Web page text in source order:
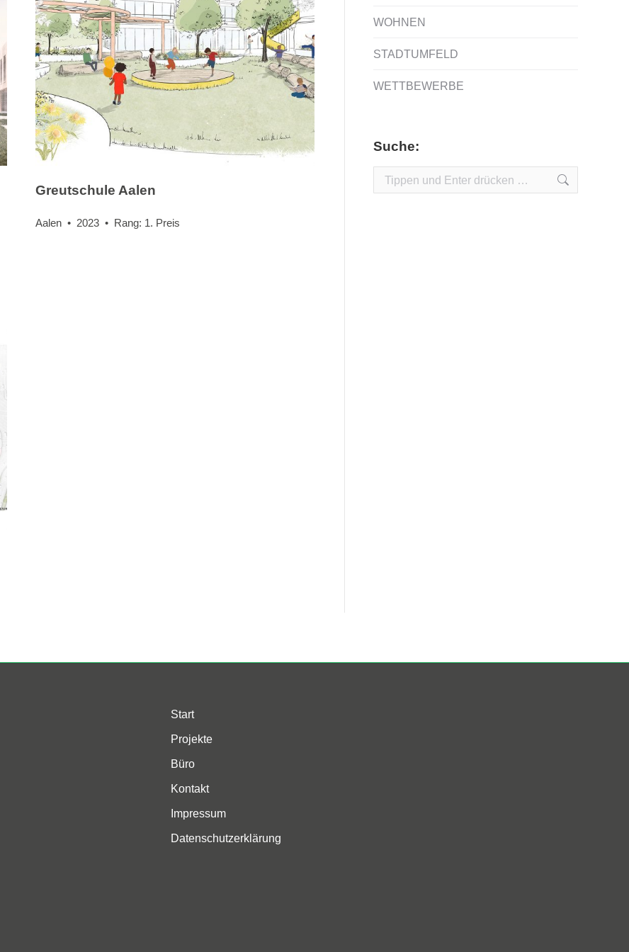
Greutschule Aalen
Aalen • 2023 • Rang: 1. Preis
WOHNEN
STADTUMFELD
WETTBEWERBE
Suche:
Search:
Start
Projekte
Büro
Kontakt
Impressum
Datenschutzerklärung